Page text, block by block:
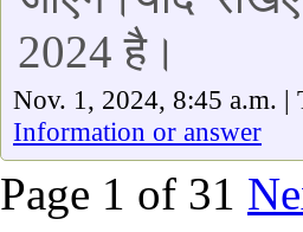
2024 है।
Nov. 1, 2024, 8:45 a.m. |
Information or answer
Page 1 of 31